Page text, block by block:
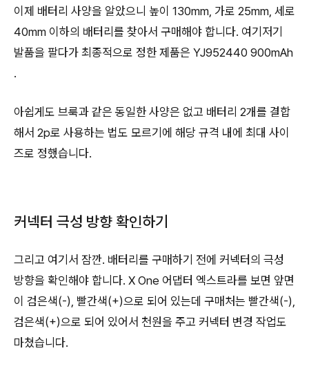
이제 배터리 사양을 알았으니 높이 130mm, 가로 25mm, 세로
40mm 이하의 배터리를 찾아서 구매해야 합니다. 여기저기
발품을 팔다가 최종적으로 정한 제품은 YJ952440 900mAh
.
아쉽게도 브룩과 같은 동일한 사양은 없고 배터리 2개를 결합
해서 2p로 사용하는 법도 모르기에 해당 규격 내에 최대 사이
즈로 정했습니다.
커넥터 극성 방향 확인하기
그리고 여기서 잠깐. 배터리를 구매하기 전에 커넥터의 극성
방향을 확인해야 합니다. X One 어댑터 엑스트라를 보면 앞면
이 검은색(-), 빨간색(+)으로 되어 있는데 구매처는 빨간색(-),
검은색(+)으로 되어 있어서 천원을 주고 커넥터 변경 작업도
마쳤습니다.